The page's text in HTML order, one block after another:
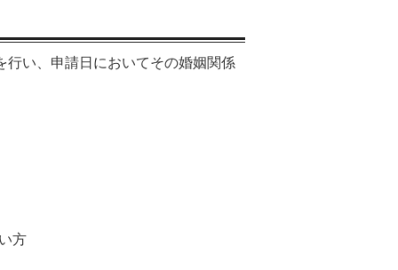
行い、申請日においてその婚姻関係
方